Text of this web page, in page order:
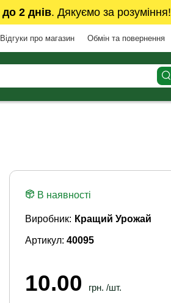
до 2 днів. Дякуємо за
Відгуки про магазин Обмін та повернення
В наявності
Артикул: 40095
Виробник: Кращий Урожай
10.00 грн. /шт.